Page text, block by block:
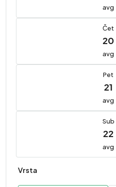
avg
Čet
20
avg
Pet
21
avg
Sub
22
avg
Vrsta